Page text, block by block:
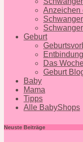
Anzeichen
Geburt
Entbindung
Das
Geburt
Baby
Mama
Tipps
Alle BabyShops
Neuste Beiträge